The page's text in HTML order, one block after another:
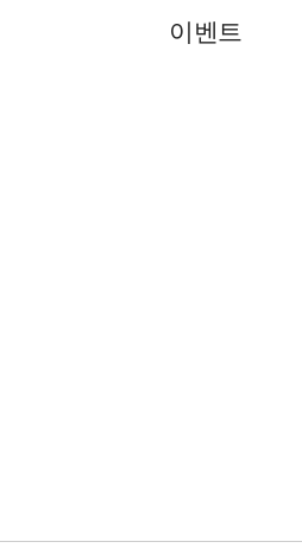
이벤트